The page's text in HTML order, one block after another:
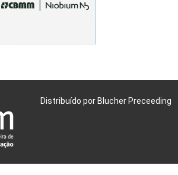
Distribuído por Blucher Preceeding